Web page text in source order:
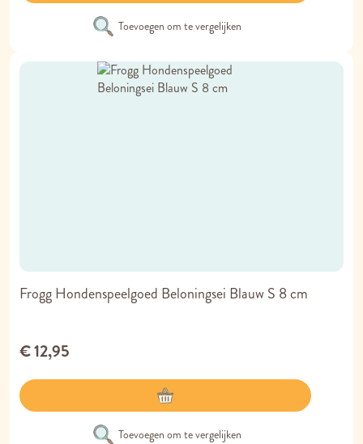
Toevoegen om te vergelijken
Frogg Hondenspeelgoed Beloningsei Blauw S 8 cm
€ 12,95
Toevoegen om te vergelijken